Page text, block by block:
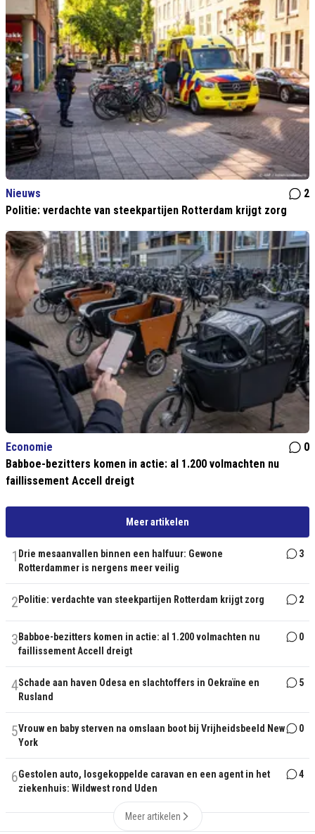
Nieuws
2
Politie: verdachte van steekpartijen Rotterdam krijgt zorg
Economie
0
Babboe-bezitters komen in actie: al 1.200 volmachten nu
faillissement Accell dreigt
Meer artikelen
1 Drie mesaanvallen binnen een halfuur: Gewone
Rotterdammer is nergens meer veilig
3
2 Politie: verdachte van steekpartijen Rotterdam krijgt zorg 2
3 Babboe-bezitters komen in actie: al 1.200 volmachten nu
faillissement Accell dreigt
0
4Schade aan haven Odesa en slachtoffers in Oekraïne en
Rusland
5
5Vrouw en baby sterven na omslaan boot bij Vrijheidsbeeld New
York
0
6Gestolen auto, losgekoppelde caravan en een agent in het
ziekenhuis: Wildwest rond Uden
4
Meer artikelen